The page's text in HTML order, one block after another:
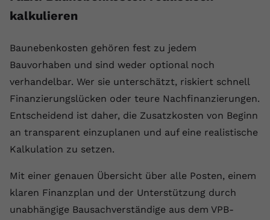
kalkulieren
Baunebenkosten gehören fest zu jedem
Bauvorhaben und sind weder optional noch
verhandelbar. Wer sie unterschätzt, riskiert schnell
Finanzierungslücken oder teure Nachfinanzierungen.
Entscheidend ist daher, die Zusatzkosten von Beginn
an transparent einzuplanen und auf eine realistische
Kalkulation zu setzen.
Mit einer genauen Übersicht über alle Posten, einem
klaren Finanzplan und der Unterstützung durch
unabhängige Bausachverständige aus dem VPB-